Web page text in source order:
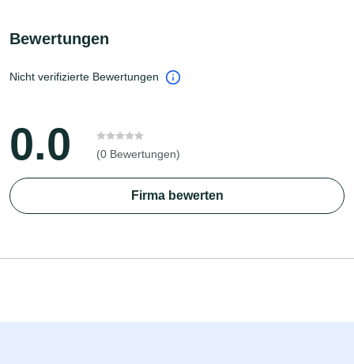
Bewertungen
Nicht verifizierte Bewertungen
0.0 (0 Bewertungen)
Firma bewerten